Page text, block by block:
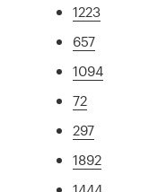
1223
657
1094
72
297
1892